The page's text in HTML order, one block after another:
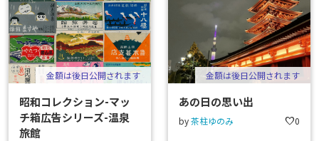
金額は後日公開されます
昭和コレクション-マッ
チ箱広告シリーズ-温泉
旅館
金額は後日公開されます
あの日の思い出
by茶柱ゆのみ favorite0